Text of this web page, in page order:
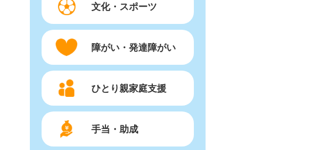
文化・スポーツ
障がい・発達障がい
ひとり親家庭支援
手当・助成